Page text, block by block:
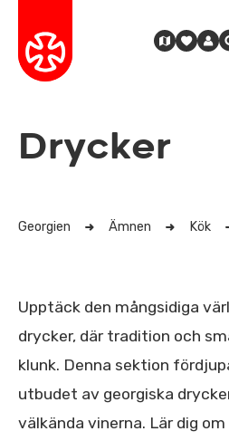
Drycker
Georgien Ämnen Kök
Upptäck den mångsidiga
drycker, där tradition och
klunk. Denna sektion
utbudet av georgiska
välkända vinerna. Lär dig